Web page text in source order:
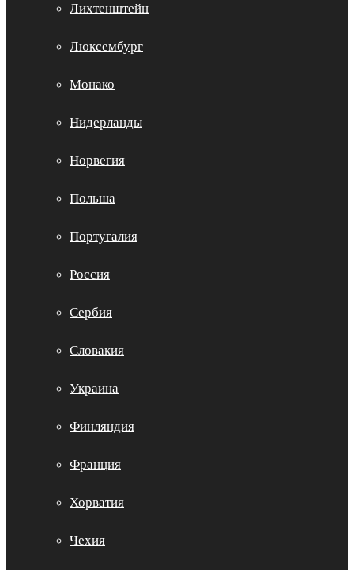
Лихтенштейн
Люксембург
Монако
Нидерланды
Норвегия
Польша
Португалия
Россия
Сербия
Словакия
Украина
Финляндия
Франция
Хорватия
Чехия